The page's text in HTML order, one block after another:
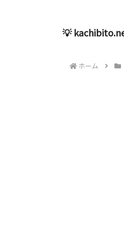
💡
ホーム